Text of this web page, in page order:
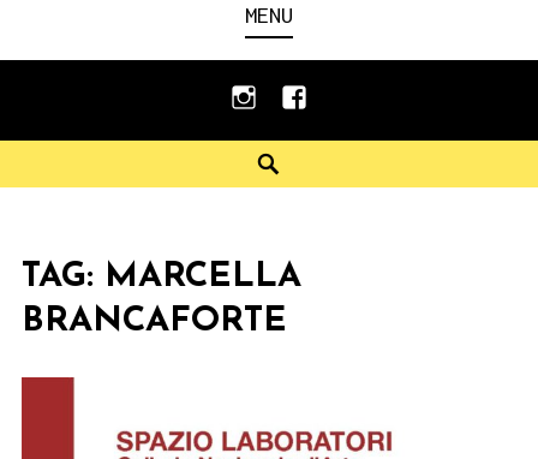
MENU
instagramfacebook
TAG: MARCELLA
BRANCAFORTE